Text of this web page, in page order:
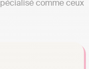
comme ceux